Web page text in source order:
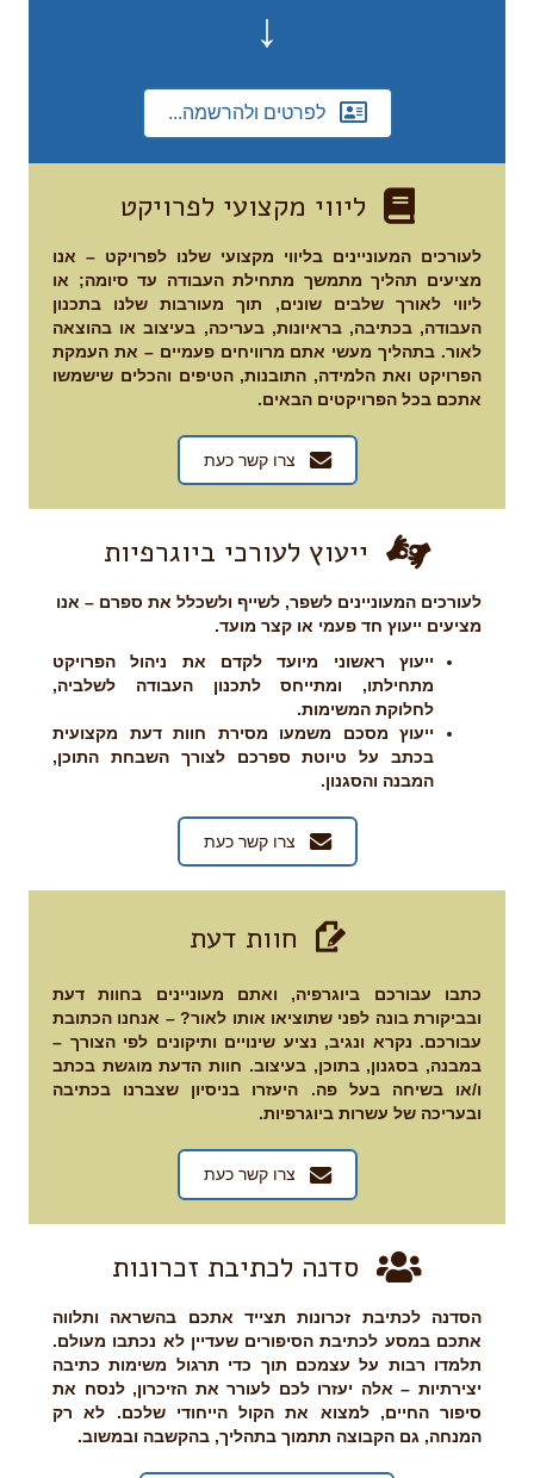
↓
לפרטים ולהרשמה...
ליווי מקצועי לפרויקט
לעורכים המעוניינים בליווי מקצועי שלנו לפרויקט – אנו
מציעים תהליך מתמשך מתחילת העבודה עד סיומה; או
ליווי לאורך שלבים שונים, תוך מעורבות שלנו בתכנון
העבודה, בכתיבה, בראיונות, בעריכה, בעיצוב או בהוצאה
לאור. בתהליך מעשי אתם מרוויחים פעמיים – את העמקת
הפרויקט ואת הלמידה, התובנות, הטיפים והכלים שישמשו
אתכם בכל הפרויקטים הבאים.
צרו קשר כעת
ייעוץ לעורכי ביוגרפיות
לעורכים המעוניינים לשפר, לשייף ולשכלל את ספרם – אנו
מציעים ייעוץ חד פעמי או קצר מועד.
ייעוץ ראשוני מיועד לקדם את ניהול הפרויקט
מתחילתו, ומתייחס לתכנון העבודה לשלביה,
לחלוקת המשימות.
ייעוץ מסכם משמעו מסירת חוות דעת מקצועית
בכתב על טיוטת ספרכם לצורך השבחת התוכן,
המבנה והסגנון.
צרו קשר כעת
חוות דעת
כתבו עבורכם ביוגרפיה, ואתם מעוניינים בחוות דעת
ובביקורת בונה לפני שתוציאו אותו לאור? – אנחנו הכתובת
עבורכם. נקרא ונגיב, נציע שינויים ותיקונים לפי הצורך –
במבנה, בסגנון, בתוכן, בעיצוב. חוות הדעת מוגשת בכתב
ו/או בשיחה בעל פה. היעזרו בניסיון שצברנו בכתיבה
ובעריכה של עשרות ביוגרפיות.
צרו קשר כעת
סדנה לכתיבת זכרונות
הסדנה לכתיבת זכרונות תצייד אתכם בהשראה ותלווה
אתכם במסע לכתיבת הסיפורים שעדיין לא נכתבו מעולם.
תלמדו רבות על עצמכם תוך כדי תרגול משימות כתיבה
יצירתיות – אלה יעזרו לכם לעורר את הזיכרון, לנסח את
סיפור החיים, למצוא את הקול הייחודי שלכם. לא רק
המנחה, גם הקבוצה תתמוך בתהליך, בהקשבה ובמשוב.